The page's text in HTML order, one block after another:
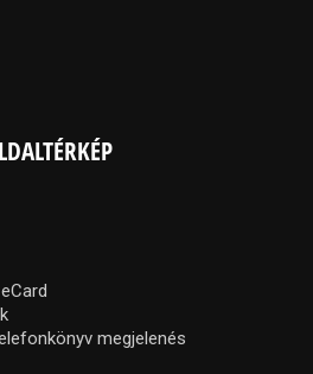
megjelenés